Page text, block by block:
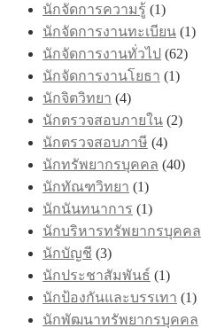
นักจัดการความรู้ (1)
นักจัดการงานทะเบียน (1)
นักจัดการงานทั่วไป (62)
นักจัดการงานโยธา (1)
นักจิตวิทยา (4)
นักตรวจสอบภายใน (2)
นักตรวจสอบภาษี (4)
นักทรัพยากรบุคคล (40)
นักทัณฑวิทยา (1)
นักนันทนาการ (1)
นักบริหารทรัพยากรบุคคล
นักบัญชี (3)
นักประชาสัมพันธ์ (1)
นักป้องกันและบรรเทา (1)
นักพัฒนาทรัพยากรบุคคล